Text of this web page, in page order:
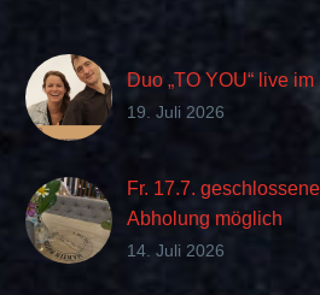
Duo „TO YOU“ live
19. Juli 2026
Fr. 17.7.
Abholung möglich
14. Juli 2026